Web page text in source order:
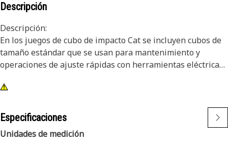
Descripción
Descripción:
En los juegos de cubo de impacto Cat se incluyen cubos de
tamaño estándar que se usan para mantenimiento y
operaciones de ajuste rápidas con herramientas eléctricas.
Atributos:
cubos;
• cubos comunes de 12 puntas en unidades métricas del 8
al 24;
Especificaciones
Unidades de medición